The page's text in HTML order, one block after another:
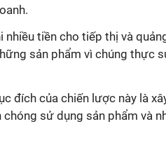
nhiều tiền cho tiếp thị và
sản phẩm vì chúng thực
đích của chiến lược này là
sử dụng sản phẩm và